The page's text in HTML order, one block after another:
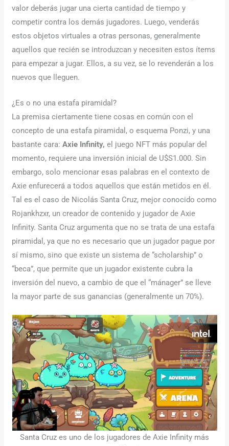
valor deberás jugar una cierta cantidad de tiempo y
competir contra los demás jugadores. Luego, venderás
estos objetos virtuales a otras personas, generalmente
aquellos que recién se introduzcan y necesiten estos ítems
para empezar a jugar. Ellos, a su vez, se lo revenderán a los
nuevos que lleguen.
¿Es o no una estafa piramidal?
La premisa ciertamente tiene cosas en común con el
concepto de una estafa piramidal, o esquema Ponzi, y una
bastante cara:Axie Infinity,el juego NFT más popular del
momento, requiere una inversión inicial de U$S1.000. Sin
embargo, solo mencionar esas palabras en el contexto de
Axie enfurecerá a todos aquellos que están metidos en él.
Tal es el caso de Nicolás Santa Cruz, mejor conocido como
Rojankhzxr, un creador de contenido y jugador de Axie
Infinity. Santa Cruz argumenta que no se trata de una estafa
piramidal, ya que no es necesario que un jugador pague por
sí mismo, sino que existe un sistema de “scholarship” o
“beca”, que permite que un jugador existente cubra la
inversión del nuevo, a cambio de que el “mánager” se lleve
la mayor parte de sus ganancias (generalmente un 70%).
Santa Cruz es uno de los jugadores de Axie Infinity más